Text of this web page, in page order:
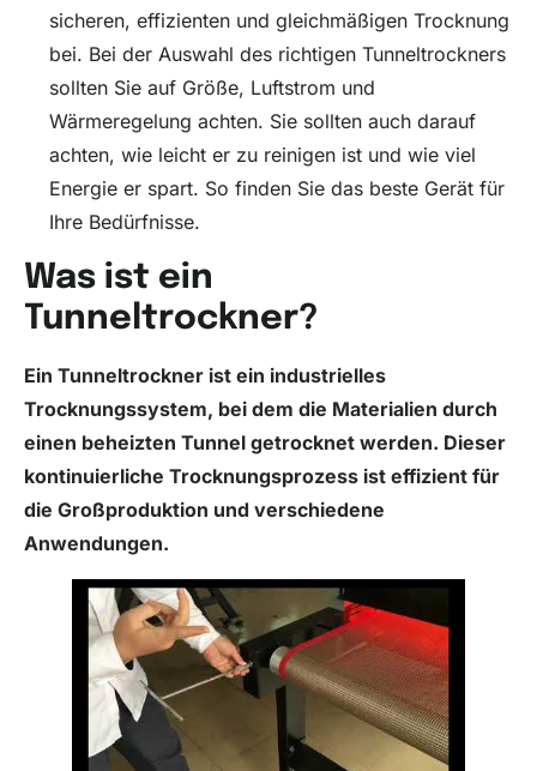
sicheren, effizienten und gleichmäßigen Trocknung
bei. Bei der Auswahl des richtigen Tunneltrockners
sollten Sie auf Größe, Luftstrom und
Wärmeregelung achten. Sie sollten auch darauf
achten, wie leicht er zu reinigen ist und wie viel
Energie er spart. So finden Sie das beste Gerät für
Ihre Bedürfnisse.
Was ist ein
Tunneltrockner?
Ein Tunneltrockner ist ein industrielles
Trocknungssystem, bei dem die Materialien durch
einen beheizten Tunnel getrocknet werden. Dieser
kontinuierliche Trocknungsprozess ist effizient für
die Großproduktion und verschiedene
Anwendungen.